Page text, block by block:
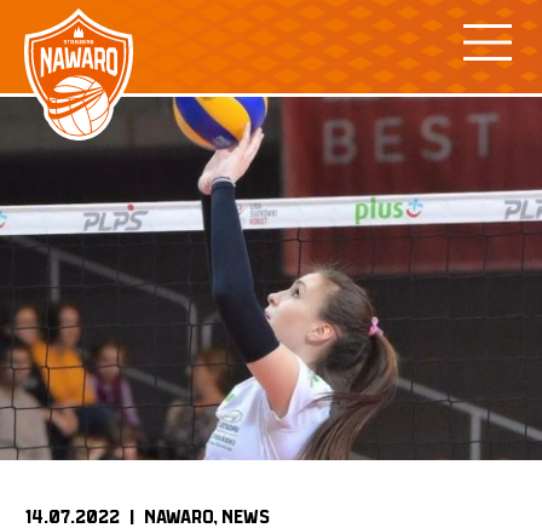
content
14.07.2022 | NAWARO NEWS